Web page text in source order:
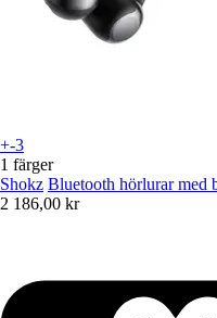
+-3
1 färger
Shokz Bluetooth hörlurar med
2 186,00 kr